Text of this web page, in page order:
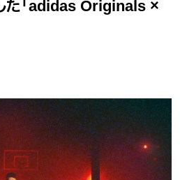
た「adidas Originals ×